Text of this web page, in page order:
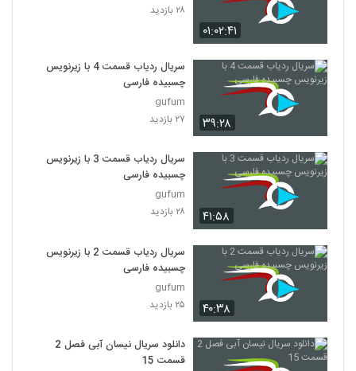
۰۱:۰۲:۴۱
۲۸ بازدید
۳۹:۲۸
سریال ردیاب قسمت 4 با زیرنویس
چسبیده فارسی
gufum
۲۷ بازدید
۴۱:۵۸
سریال ردیاب قسمت 3 با زیرنویس
چسبیده فارسی
gufum
۲۸ بازدید
۴۰:۳۸
سریال ردیاب قسمت 2 با زیرنویس
چسبیده فارسی
gufum
۲۵ بازدید
دانلود سریال نیسان آبی فصل 2
قسمت 15